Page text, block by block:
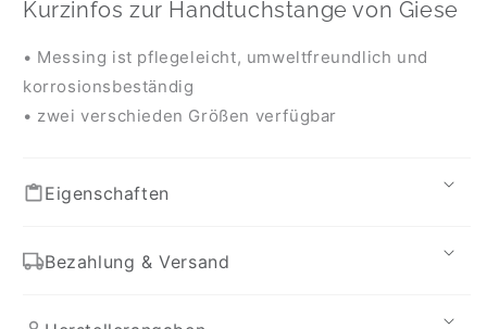
Kurzinfos zur Handtuchstange von Giese
• Messing ist pflegeleicht, umweltfreundlich und
korrosionsbeständig
• zwei verschieden Größen verfügbar
Eigenschaften
Bezahlung & Versand